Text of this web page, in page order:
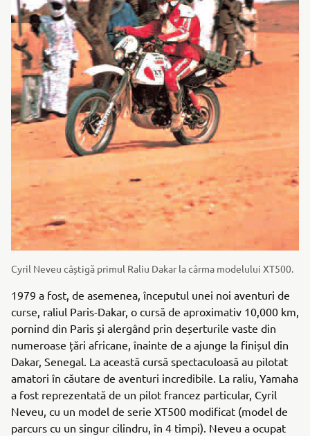
Cyril Neveu câștigă primul Raliu Dakar la cârma modelului XT500.
1979 a fost, de asemenea, începutul unei noi aventuri de
curse, raliul Paris-Dakar, o cursă de aproximativ 10,000 km,
pornind din Paris și alergând prin deșerturile vaste din
numeroase țări africane, înainte de a ajunge la finișul din
Dakar, Senegal. La această cursă spectaculoasă au pilotat
amatori în căutare de aventuri incredibile. La raliu, Yamaha
a fost reprezentată de un pilot francez particular, Cyril
Neveu, cu un model de serie XT500 modificat (model de
parcurs cu un singur cilindru, în 4 timpi). Neveu a ocupat